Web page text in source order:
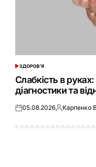
ОПУБЛІКУВАТИ
У
ЗДОРОВ'Я
Слабкість в
діагностики та
Оприлюднено
05.08.2026Опубліковано
Карпенко